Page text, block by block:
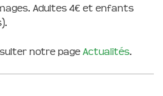
Adultes 4€ et enfants
notre page Actualités.